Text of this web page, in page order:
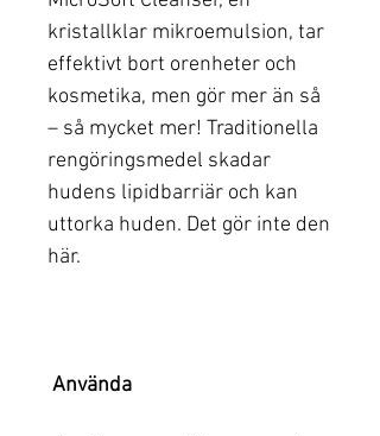
kristallklar mikroemulsion, tar
effektivt bort orenheter och
kosmetika, men gör mer än så
– så mycket mer! Traditionella
rengöringsmedel skadar
hudens lipidbarriär och kan
uttorka huden. Det gör inte den
här.
Använda